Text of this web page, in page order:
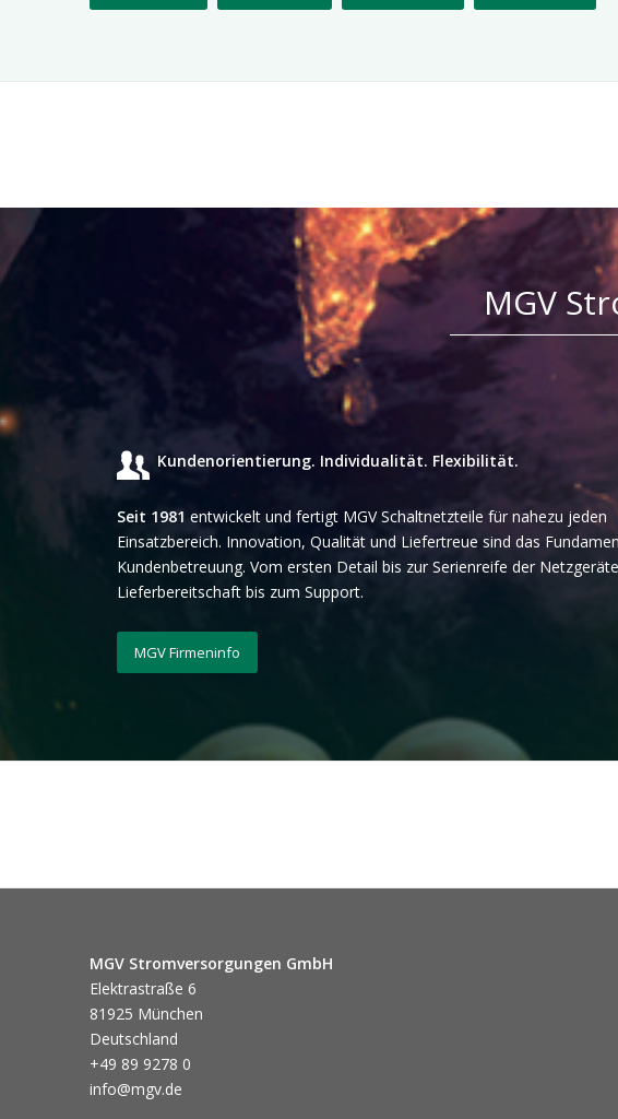
MGV
Kundenorientierung. Individualität. Flexibilität.
Seit 1981 entwickelt und fertigt MGV Schaltnetzteile für nahezu jeden
Einsatzbereich. Innovation, Qualität und Liefertreue sind das
Kundenbetreuung. Vom ersten Detail bis zur Serienreife der
Lieferbereitschaft bis zum Support.
MGV Firmeninfo
MGV Stromversorgungen GmbH
Elektrastraße 6
81925 München
Deutschland
+49 89 9278 0
info@mgv.de